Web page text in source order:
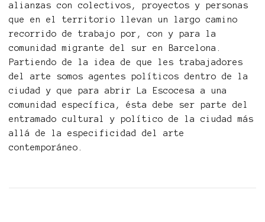
alianzas con colectivos, proyectos y personas
que en el territorio llevan un largo camino
recorrido de trabajo por, con y para la
comunidad migrante del sur en Barcelona.
Partiendo de la idea de que les trabajadores
del arte somos agentes políticos dentro de la
ciudad y que para abrir La Escocesa a una
comunidad específica, ésta debe ser parte del
entramado cultural y político de la ciudad más
allá de la especificidad del arte
contemporáneo.